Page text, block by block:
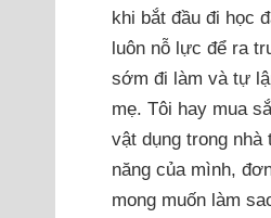
khi bắt đầu đi học
luôn nỗ lực để ra
sớm đi làm và tự
mẹ. Tôi hay mua
vật dụng trong nhà
năng của mình,
mong muốn làm